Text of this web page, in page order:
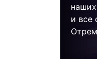
и все